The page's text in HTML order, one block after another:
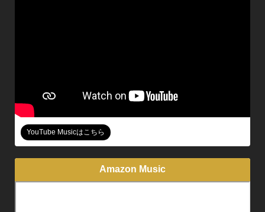
YouTube Musicはこちら
Amazon Music